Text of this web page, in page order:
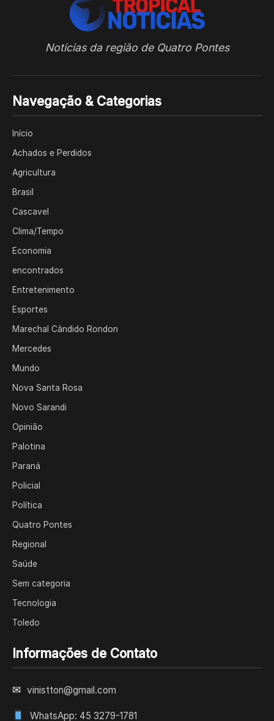
Notícias da região de Quatro Pontes
Navegação & Categorias
Início
Achados e Perdidos
Agricultura
Brasil
Cascavel
Clima/Tempo
Economia
encontrados
Entretenimento
Esportes
Marechal Cândido Rondon
Mercedes
Mundo
Nova Santa Rosa
Novo Sarandi
Opinião
Palotina
Paraná
Policial
Política
Quatro Pontes
Regional
Saúde
Sem categoria
Tecnologia
Toledo
Informações de Contato
✉ vinistton@gmail.com
WhatsApp: 45 3279-1781